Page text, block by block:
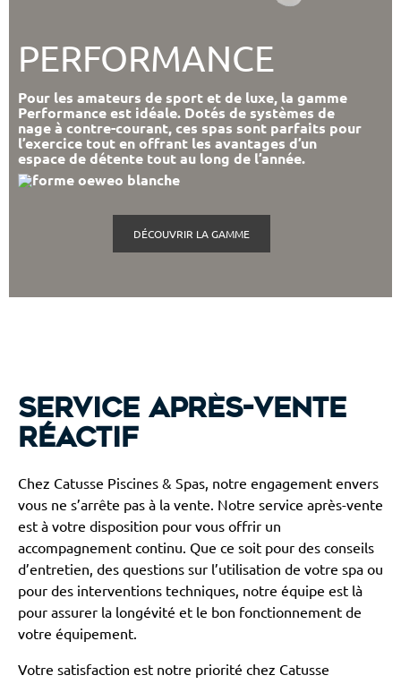
PERFORMANCE
Pour les amateurs de sport et de luxe, la gamme
Performance est idéale. Dotés de systèmes de
nage à contre-courant, ces spas sont parfaits pour
l’exercice tout en offrant les avantages d’un
espace de détente tout au long de l’année.
DÉCOUVRIR LA GAMME
Service après-vente
réactif
Chez Catusse Piscines & Spas, notre engagement envers
vous ne s’arrête pas à la vente. Notre service après-vente
est à votre disposition pour vous offrir un
accompagnement continu. Que ce soit pour des conseils
d’entretien, des questions sur l’utilisation de votre spa ou
pour des interventions techniques, notre équipe est là
pour assurer la longévité et le bon fonctionnement de
votre équipement.
Votre satisfaction est notre priorité chez Catusse